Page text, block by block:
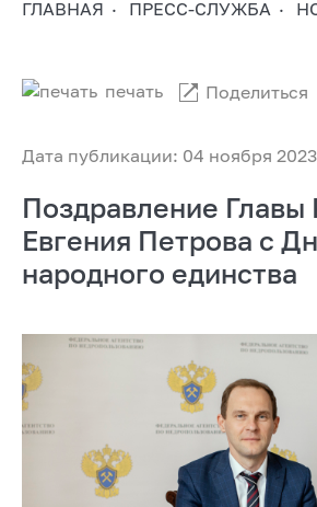
ГЛАВНАЯ ПРЕСС-СЛУЖБА
Дата публикации: 04 ноября 2023
печать Поделиться
Поздравление Главы
Евгения Петрова с
народного единства